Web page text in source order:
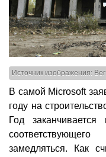
Источник изображения:
В самой Microsoft
году на
Год
замедляться. Как